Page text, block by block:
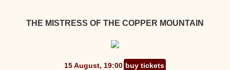
THE MISTRESS OF THE COPPER MOUNTAIN
15 August, 19:00 buy tickets